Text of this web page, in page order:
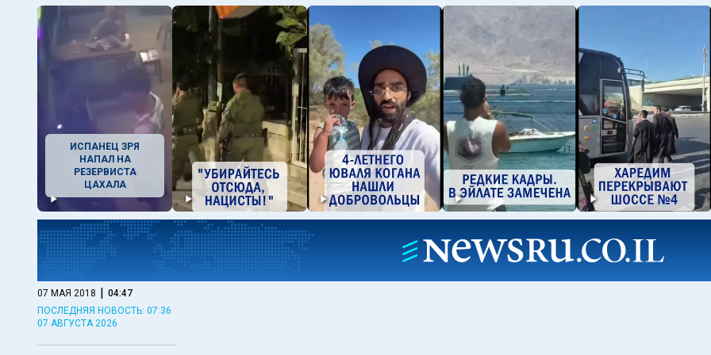
ИСПАНЕЦ ЗРЯ
НАПАЛ НА
РЕЗЕРВИСТА
ЦАХАЛА
07 МАЯ 2018 | 04:47
ПОСЛЕДНЯЯ НОВОСТЬ: 07:36
07 АВГУСТА 2026